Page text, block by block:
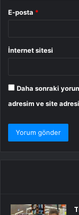
E-posta *
İnternet sitesi
Daha sonraki
adresim ve site